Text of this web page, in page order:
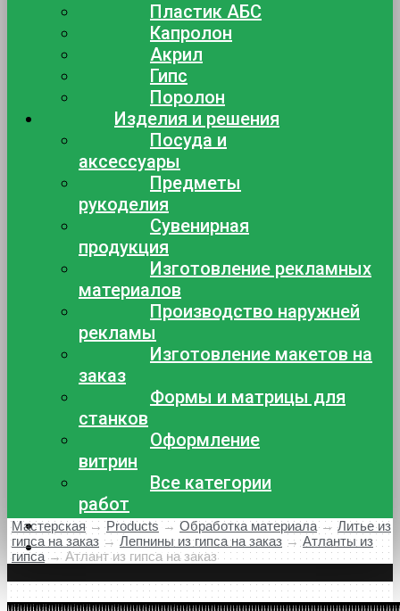
Пластик АБС
Капролон
Акрил
Гипс
Поролон
Изделия и решения
Посуда и
аксессуары
Предметы
рукоделия
Сувенирная
продукция
Изготовление рекламных
материалов
Производство наружней
рекламы
Изготовление макетов на
заказ
Формы и матрицы для
станков
Оформление
витрин
Все категории
работ
Доставка и оплата
Контакты
Мастерская→Products → Обработка материала→ Литье из
гипса на заказ →Лепнины из гипса на заказ →Атланты из
гипса → Атлант из гипса на заказ